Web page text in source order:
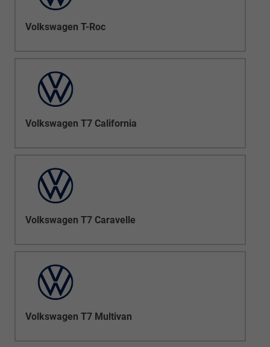
Volkswagen T-Roc
Volkswagen T7 California
Volkswagen T7 Caravelle
Volkswagen T7 Multivan